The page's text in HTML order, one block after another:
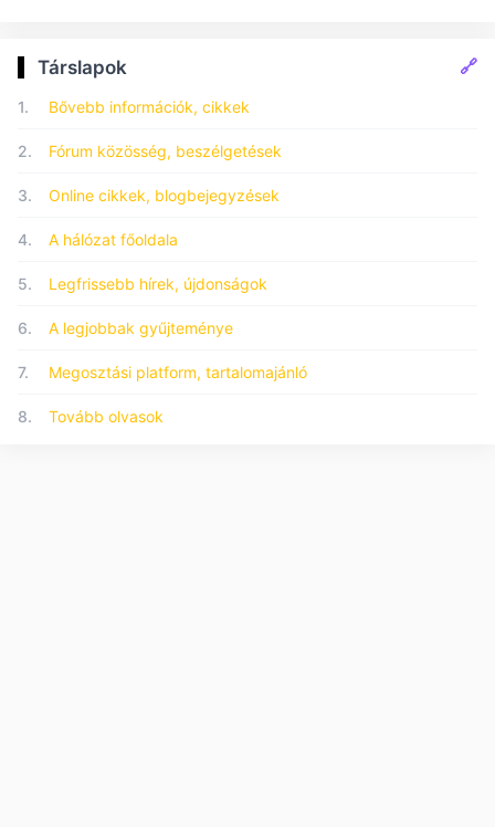
Társlapok 🔗
1. Bővebb információk, cikkek
2. Fórum közösség, beszélgetések
3. Online cikkek, blogbejegyzések
4. A hálózat főoldala
5. Legfrissebb hírek, újdonságok
6. A legjobbak gyűjteménye
7. Megosztási platform, tartalomajánló
8. Tovább olvasok